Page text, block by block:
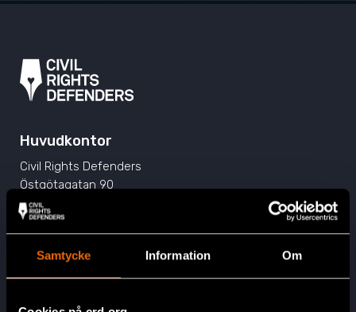
Samtycke Information Om
Huvudkontor
Civil Rights Defenders
Östgötagatan 90
SE-116 64 Stockholm, Sverige
Kontakta oss
info@crd.org